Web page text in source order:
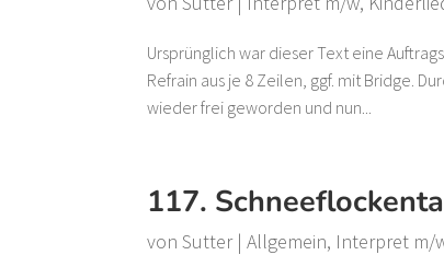
Ursprünglich war dieser Text eine
Refrain aus je 8 Zeilen, ggf. mit Bridge.
wieder frei geworden und nun...
117.
vonSutter|Allgemein, Interpret m/